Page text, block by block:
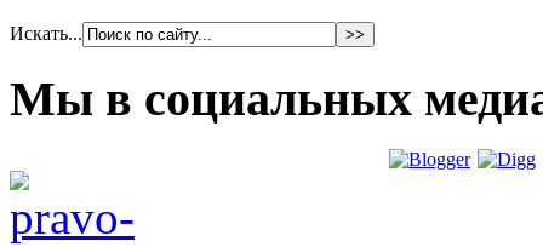
Искать...
Мы в социальных